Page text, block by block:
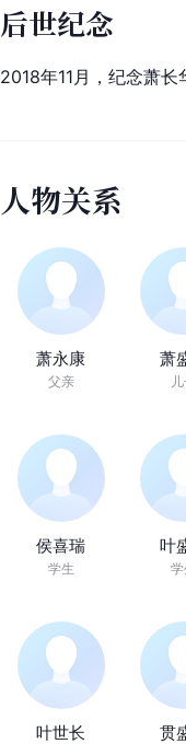
后世纪念
2018年11月，纪念萧
人物关系
萧永康
父亲
萧
侯喜瑞
学生
叶
叶世长 贯